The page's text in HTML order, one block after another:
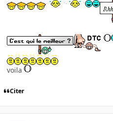
voila
Citer